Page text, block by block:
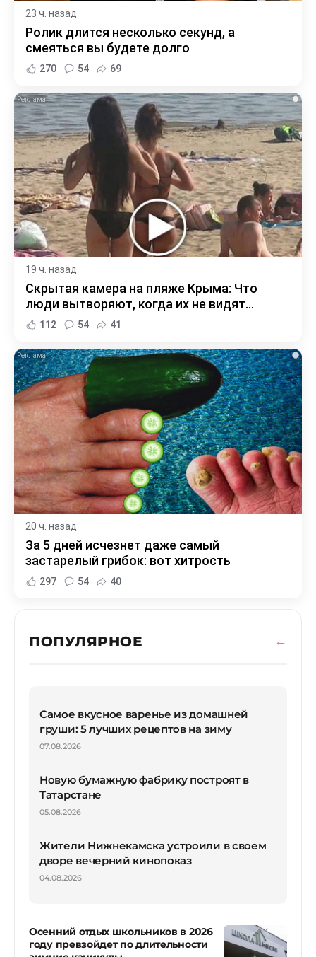
23 ч. назад
Ролик длится несколько секунд, а
смеяться вы будете долго
270 54 69
i
19 ч. назад
Скрытая камера на пляже Крыма: Что
люди вытворяют, когда их не видят...
112 54 41
i
20 ч. назад
За 5 дней исчезнет даже самый
застарелый грибок: вот хитрость
297 54 40
ПОПУЛЯРНОЕ
Самое вкусное варенье из домашней
груши: 5 лучших рецептов на зиму
07.08.2026
Новую бумажную фабрику построят в
Татарстане
05.08.2026
Жители Нижнекамска устроили в своем
дворе вечерний кинопоказ
04.08.2026
Осенний отдых школьников в 2026
году превзойдет по длительности